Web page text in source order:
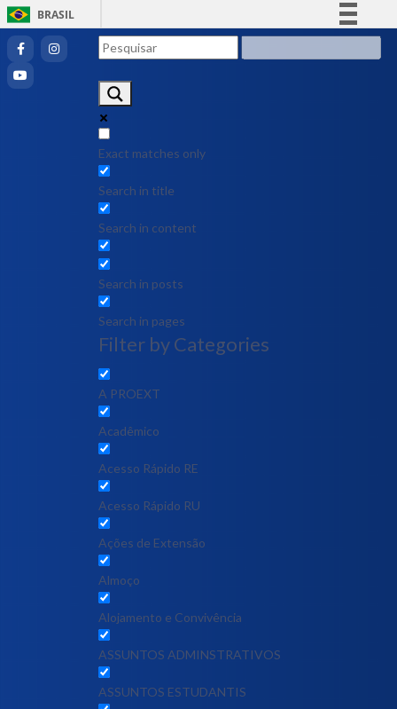
BRASIL
Exact matches only
Search in title
Search in content
Search in posts
Search in pages
Filter by Categories
A PROEXT
Acadêmico
Acesso Rápido RE
Acesso Rápido RU
Ações de Extensão
Almoço
Alojamento e Convivência
ASSUNTOS ADMINSTRATIVOS
ASSUNTOS ESTUDANTIS